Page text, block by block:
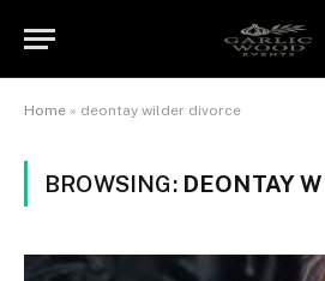
Home » deontay wilder divorce
BROWSING: DEONTAY